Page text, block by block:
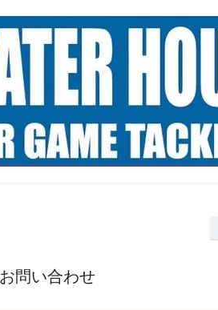
お問い合わせ